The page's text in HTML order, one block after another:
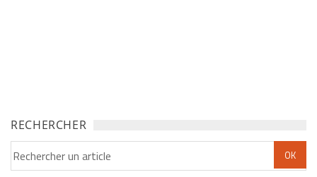
RECHERCHER